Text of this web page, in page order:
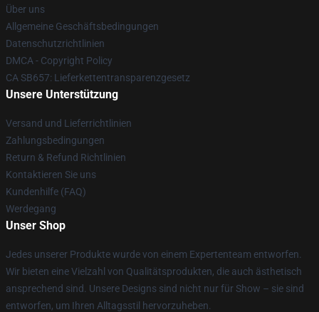
Über uns
Allgemeine Geschäftsbedingungen
Datenschutzrichtlinien
DMCA - Copyright Policy
CA SB657: Lieferkettentransparenzgesetz
Unsere Unterstützung
Versand und Lieferrichtlinien
Zahlungsbedingungen
Return & Refund Richtlinien
Kontaktieren Sie uns
Kundenhilfe (FAQ)
Werdegang
Unser Shop
Jedes unserer Produkte wurde von einem Expertenteam entworfen.
Wir bieten eine Vielzahl von Qualitätsprodukten, die auch ästhetisch
ansprechend sind. Unsere Designs sind nicht nur für Show – sie sind
entworfen, um Ihren Alltagsstil hervorzuheben.